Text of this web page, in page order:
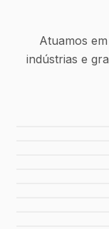
Atuamos
indústrias e